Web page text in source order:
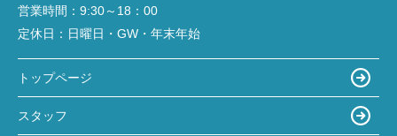
営業時間： 9:30～18：00
定休日： 日曜日・GW・年末年始
トップページ
スタッフ